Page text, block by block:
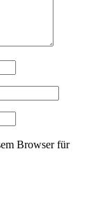
Browser für